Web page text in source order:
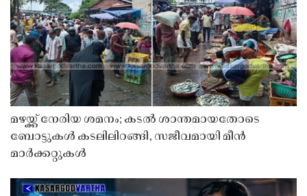
മഴയ്ക്ക് നേരിയ ശമനം; കടൽ ശാന്തമായതോടെ
ബോട്ടുകൾ കടലിലിറങ്ങി, സജീവമായി മീൻ
മാർക്കറ്റുകൾ